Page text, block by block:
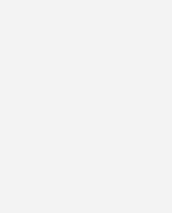
viel Energie benötigt, ist ein
Einsatzgebiete erforderlich. Eine
bestehender Gas-Heizungen ist
Brennstoffzelle raus! Nein, das ist keine